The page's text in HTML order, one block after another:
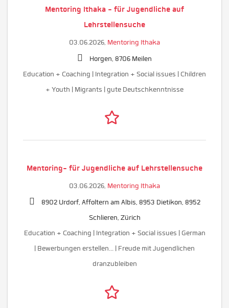
Mentoring Ithaka - für Jugendliche auf
Lehrstellensuche
03.06.2026, Mentoring Ithaka
Horgen, 8706 Meilen
Education + Coaching | Integration + Social issues | Children
+ Youth | Migrants | gute Deutschkenntnisse
Mentoring- für Jugendliche auf Lehrstellensuche
03.06.2026, Mentoring Ithaka
8902 Urdorf, Affoltern am Albis, 8953 Dietikon, 8952
Schlieren, Zürich
Education + Coaching | Integration + Social issues | German
| Bewerbungen erstellen... | Freude mit Jugendlichen
dranzubleiben